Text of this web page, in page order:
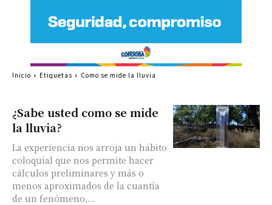
¿Sabe usted como se mide
la lluvia?
La experiencia nos arroja un hábito
coloquial que nos permite hacer
cálculos preliminares y más o
menos aproximados de la cuantía
de un fenómeno,...
Inicio Etiquetas Como se mide la lluvia